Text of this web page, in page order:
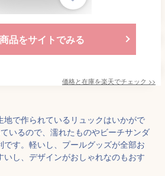
品をサイトでみる
価格と在庫を楽天でチェック >>
地で作られているリュックはいかがで
いるので、濡れたものやビーチサンダ
です。軽いし、プールグッズが全部お
いし、デザインがおしゃれなのもおす